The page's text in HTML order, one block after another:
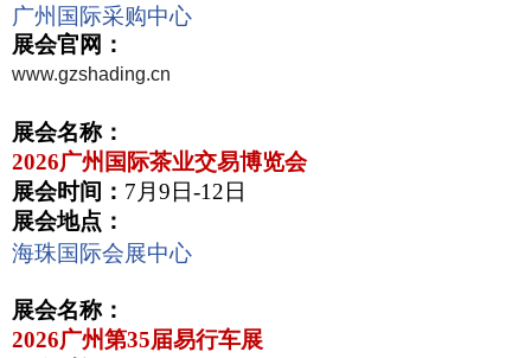
广州国际采购中心
展会官网：
www.gzshading.cn
展会名称：
2026广州国际茶业交易博览会
展会时间： 7 月 9 日-12 日
展会地点：
海珠国际会展中心
展会名称：
2026广州第35届易行车展